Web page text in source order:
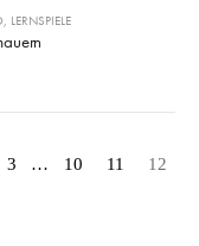
LERNSPIELE
3 … 10 11 12